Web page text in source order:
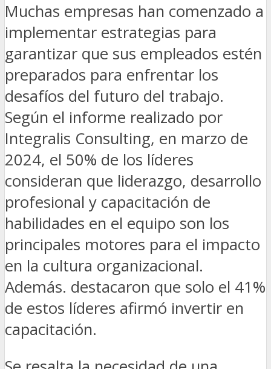
Muchas empresas han comenzado a
implementar estrategias para
garantizar que sus empleados estén
preparados para enfrentar los
desafíos del futuro del trabajo.
Según el informe realizado por
Integralis Consulting, en marzo de
2024, el 50% de los líderes
consideran que liderazgo, desarrollo
profesional y capacitación de
habilidades en el equipo son los
principales motores para el impacto
en la cultura organizacional.
Además. destacaron que solo el 41%
de estos líderes afirmó invertir en
capacitación.